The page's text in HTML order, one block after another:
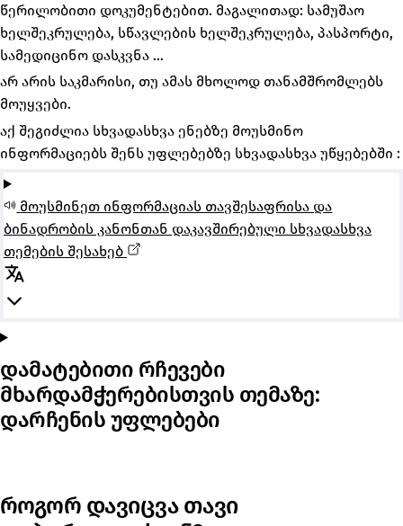
წერილობითი დოკუმენტებით. მაგალითად: სამუშაო
ხელშეკრულება, სწავლების ხელშეკრულება, პასპორტი,
სამედიცინო დასკვნა …
არ არის საკმარისი, თუ ამას მხოლოდ თანამშრომლებს
მოუყვები.
აქ შეგიძლია სხვადასხვა ენებზე მოუსმინო
ინფორმაციებს შენს უფლებებზე სხვადასხვა უწყებებში :
მოუსმინეთ ინფორმაციას თავშესაფრისა და
ბინადრობის კანონთან დაკავშირებული სხვადასხვა
თემების შესახებ
დამატებითი რჩევები
მხარდამჭერებისთვის თემაზე:
დარჩენის უფლებები
როგორ დავიცვა თავი